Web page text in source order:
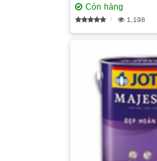
Còn hàng
1,198